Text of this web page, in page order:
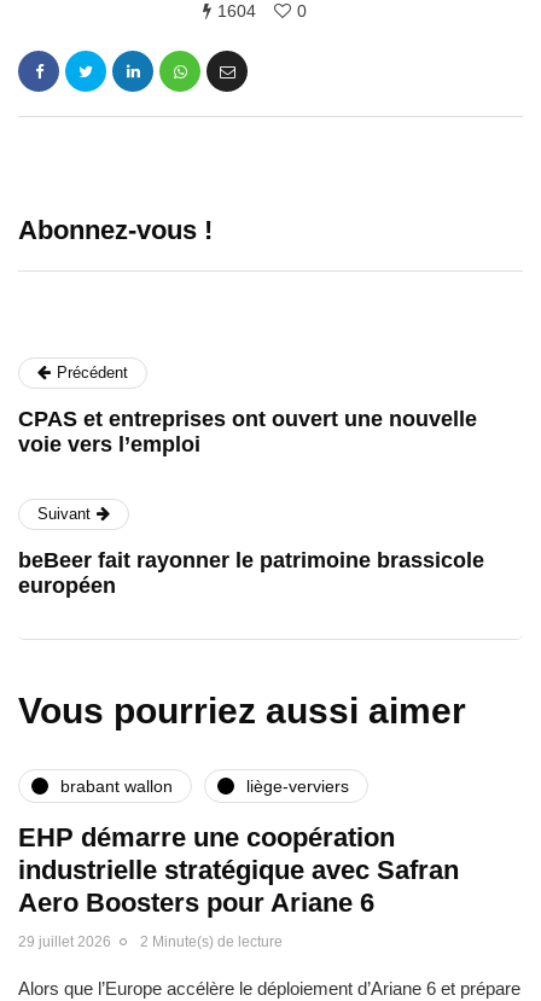
1604 0
Abonnez-vous !
Précédent
CPAS et entreprises ont ouvert une nouvelle
voie vers l’emploi
Suivant
beBeer fait rayonner le patrimoine brassicole
européen
Vous pourriez aussi aimer
brabant wallon liège-verviers
EHP démarre une coopération
industrielle stratégique avec Safran
Aero Boosters pour Ariane 6
29 juillet 2026 2 Minute(s) de lecture
Alors que l’Europe accélère le déploiement d’Ariane 6 et prépare